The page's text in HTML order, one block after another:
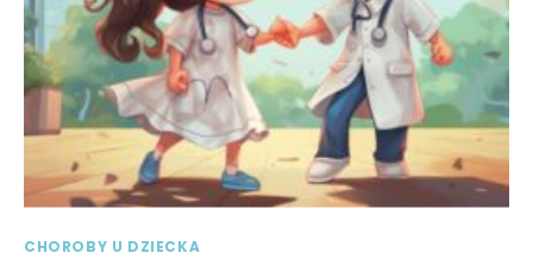
CHOROBY U DZIECKA